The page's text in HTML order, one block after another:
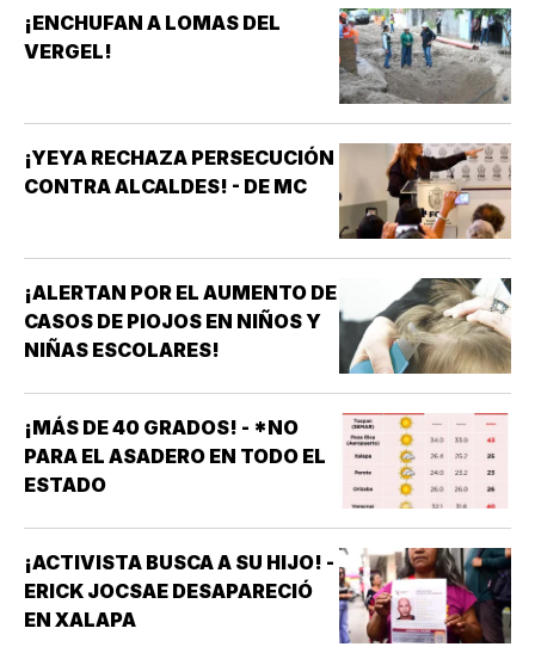
¡ENCHUFAN A LOMAS DEL
VERGEL!
¡YEYA RECHAZA PERSECUCIÓN
CONTRA ALCALDES! - DE MC
¡ALERTAN POR EL AUMENTO DE
CASOS DE PIOJOS EN NIÑOS Y
NIÑAS ESCOLARES!
¡MÁS DE 40 GRADOS! - *NO
PARA EL ASADERO EN TODO EL
ESTADO
¡ACTIVISTA BUSCA A SU HIJO! -
ERICK JOCSAE DESAPARECIÓ
EN XALAPA